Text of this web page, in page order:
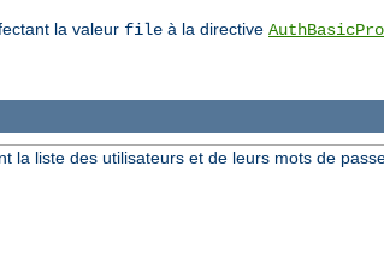
la valeur file à la directive
la liste des utilisateurs et de leurs mots de